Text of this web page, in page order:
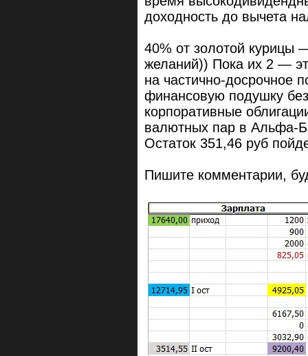
доходность до вычета
40% от золотой курицы
желаний)) Пока их 2 —
на частично-досрочное
финансовую подушку
корпоративные
валютных пар в Альфа-
Остаток 351,46 руб
Пишите комментарии,